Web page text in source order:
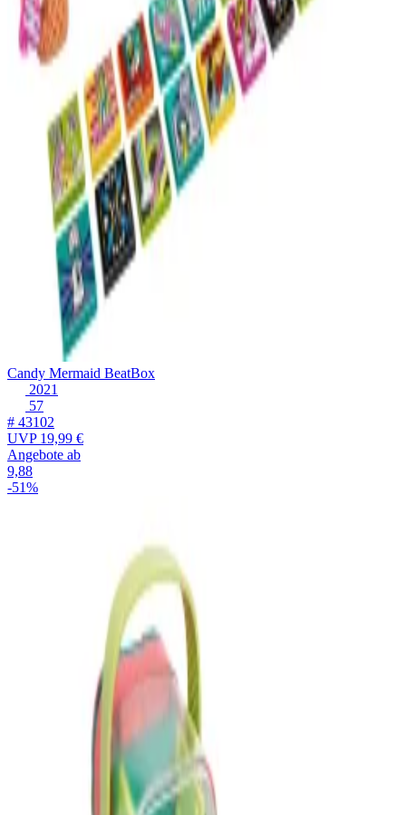
Candy Mermaid BeatBox
2021
57
# 43102
UVP19,99 €
Angebote ab
9,88
-51%